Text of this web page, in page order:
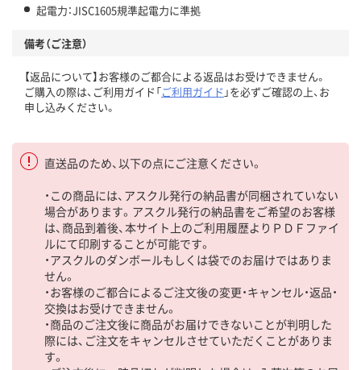
起電力：JISC1605規準起電力に準拠
備考（ご注意）
【返品について】お客様のご都合による返品はお受けできません。
ご購入の際は、ご利用ガイド「ご利用ガイド 」を必ずご確認の上、お
申し込みください。
直送品のため、以下の点にご注意ください。
・この商品には、アスクル発行の納品書が同梱されていない
場合があります。アスクル発行の納品書をご希望のお客様
は、商品到着後、本サイト上のご利用履歴よりＰＤＦファイ
ルにて印刷することが可能です。
・アスクルのダンボールもしくは袋でのお届けではありま
せん。
・お客様のご都合によるご注文後の変更・キャンセル・返品・
交換はお受けできません。
・商品のご注文後に商品がお届けできないことが判明した
際には、ご注文をキャンセルさせていただくことがありま
す。